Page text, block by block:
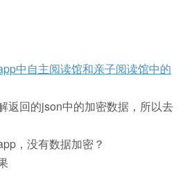
中自主阅读馆和亲子阅读馆中的
返回的json中的加密数据，所以去
，没有数据加密？